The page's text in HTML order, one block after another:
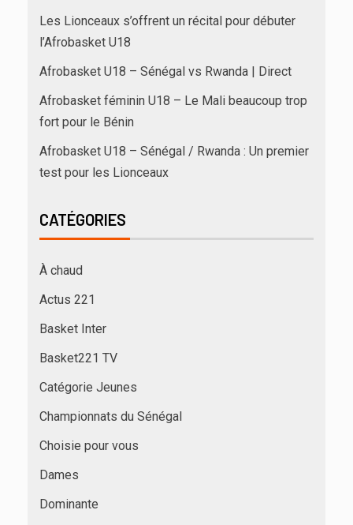
Les Lionceaux s’offrent un récital pour débuter
l’Afrobasket U18
Afrobasket U18 – Sénégal vs Rwanda | Direct
Afrobasket féminin U18 – Le Mali beaucoup trop
fort pour le Bénin
Afrobasket U18 – Sénégal / Rwanda : Un premier
test pour les Lionceaux
CATÉGORIES
À chaud
Actus 221
Basket Inter
Basket221 TV
Catégorie Jeunes
Championnats du Sénégal
Choisie pour vous
Dames
Dominante